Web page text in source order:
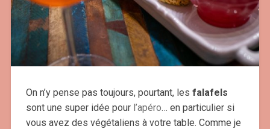
On n’y pense pas toujours, pourtant, les falafels
sont une super idée pour l’apéro… en particulier si
vous avez des végétaliens à votre table. Comme je